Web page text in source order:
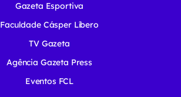
Gazeta Esportiva
Faculdade Cásper Líbero
TV Gazeta
Agência Gazeta Press
Eventos FCL